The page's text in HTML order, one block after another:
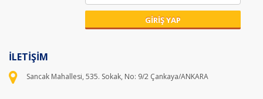
GİRİŞ YAP
İLETİŞİM
Sancak Mahallesi, 535. Sokak, No: 9/2 Çankaya/ANKARA